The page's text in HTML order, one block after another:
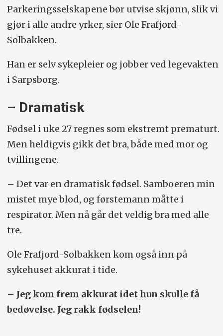
Parkeringsselskapene bør utvise skjønn, slik vi
gjør i alle andre yrker, sier Ole Frafjord-
Solbakken.
Han er selv sykepleier og jobber ved legevakten
i Sarpsborg.
– Dramatisk
Fødsel i uke 27 regnes som ekstremt prematurt.
Men heldigvis gikk det bra, både med mor og
tvillingene.
– Det var en dramatisk fødsel. Samboeren min
mistet mye blod, og førstemann måtte i
respirator. Men nå går det veldig bra med alle
tre.
Ole Frafjord-Solbakken kom også inn på
sykehuset akkurat i tide.
– Jeg kom frem akkurat idet hun skulle få
bedøvelse. Jeg rakk fødselen!